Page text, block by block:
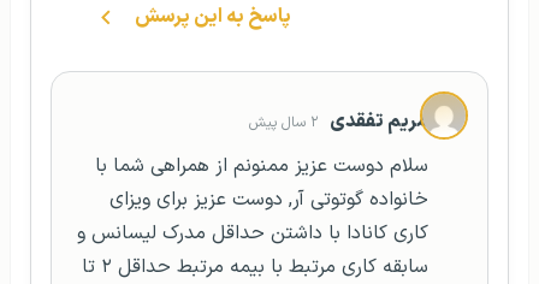
پاسخ به این پرسش
مریم تفقدی ۲ سال پیش
سلام دوست عزیز ممنونم از همراهی شما با
خانواده گوتوتی آر, دوست عزیز برای ویزای
کاری کانادا با داشتن حداقل مدرک لیسانس و
سابقه کاری مرتبط با بیمه مرتبط حداقل ۲ تا